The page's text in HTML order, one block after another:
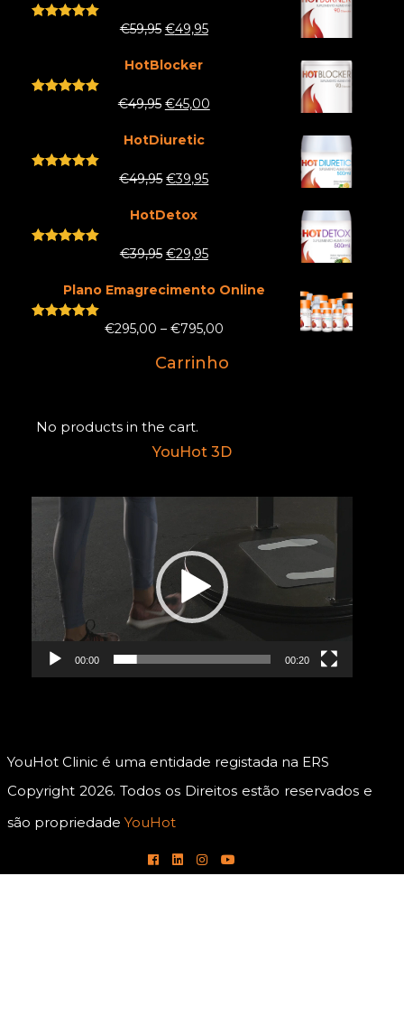
€59,95 €49,95
HotBlocker
€49,95 €45,00
HotDiuretic
€49,95 €39,95
HotDetox
€39,95 €29,95
Plano Emagrecimento Online
€295,00 – €795,00
Carrinho
No products in the cart.
YouHot 3D
vídeo
00:00 00:20
YouHot Clinic é uma entidade registada na ERS
Copyright 2026. Todos os Direitos estão reservados e
são propriedade YouHot